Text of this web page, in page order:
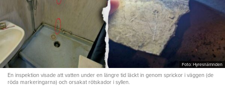
Foto: Hyresnämnden
En inspektion visade att vatten under en längre tid läckt in genom sprickor i väggen (de
röda markeringarna) och orsakat rötskador i syllen.